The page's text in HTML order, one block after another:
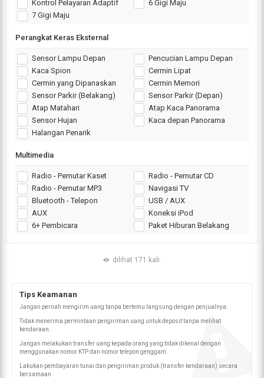
Kontrol Pelayaran Adaptif
6 Gigi Maju
7 Gigi Maju
Perangkat Keras Eksternal
Sensor Lampu Depan
Pencucian Lampu Depan
Kaca Spion
Cermin Lipat
Cermin yang Dipanaskan
Cermin Memori
Sensor Parkir (Belakang)
Sensor Parkir (Depan)
Atap Matahari
Atap Kaca Panorama
Sensor Hujan
Kaca depan Panorama
Halangan Penarik
Multimedia
Radio - Pemutar Kaset
Radio - Pemutar CD
Radio - Pemutar MP3
Navigasi TV
Bluetooth - Telepon
USB / AUX
AUX
Koneksi iPod
6+ Pembicara
Paket Hiburan Belakang
dilihat 171 kali.
Tips Keamanan
Jangan pernah mengirim uang tanpa bertemu langsung dengan penjualnya.
Tidak menerima permintaan pengiriman uang untuk deposit tanpa melihat
kendaraan.
Jangan melakukan transfer uang kepada orang yang tidak dikenal dengan
menggunakan nomor KTP dan nomor telepon genggam.
Lakukan pembayaran tunai dan pengiriman produk (transfer kendaraan) secara
bersamaan